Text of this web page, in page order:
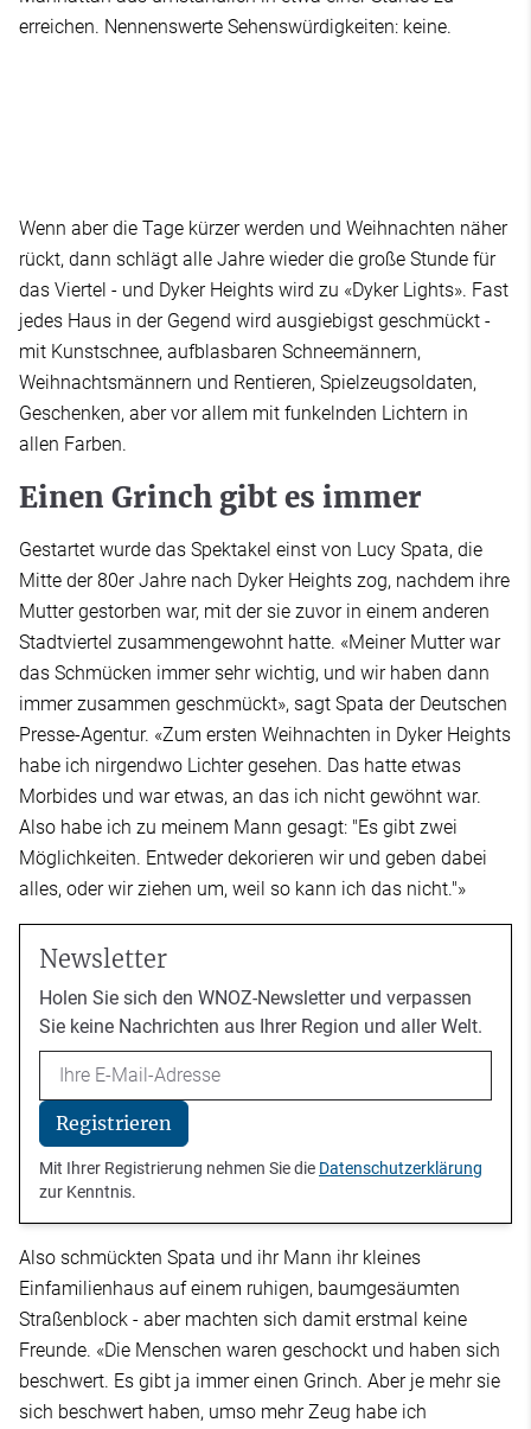
erreichen. Nennenswerte Sehenswürdigkeiten: keine.
Wenn aber die Tage kürzer werden und Weihnachten näher
rückt, dann schlägt alle Jahre wieder die große Stunde für
das Viertel - und Dyker Heights wird zu «Dyker Lights». Fast
jedes Haus in der Gegend wird ausgiebigst geschmückt -
mit Kunstschnee, aufblasbaren Schneemännern,
Weihnachtsmännern und Rentieren, Spielzeugsoldaten,
Geschenken, aber vor allem mit funkelnden Lichtern in
allen Farben.
Einen Grinch gibt es immer
Gestartet wurde das Spektakel einst von Lucy Spata, die
Mitte der 80er Jahre nach Dyker Heights zog, nachdem ihre
Mutter gestorben war, mit der sie zuvor in einem anderen
Stadtviertel zusammengewohnt hatte. «Meiner Mutter war
das Schmücken immer sehr wichtig, und wir haben dann
immer zusammen geschmückt», sagt Spata der Deutschen
Presse-Agentur. «Zum ersten Weihnachten in Dyker Heights
habe ich nirgendwo Lichter gesehen. Das hatte etwas
Morbides und war etwas, an das ich nicht gewöhnt war.
Also habe ich zu meinem Mann gesagt: "Es gibt zwei
Möglichkeiten. Entweder dekorieren wir und geben dabei
alles, oder wir ziehen um, weil so kann ich das nicht."»
Newsletter
Holen Sie sich den WNOZ-Newsletter und verpassen
Sie keine Nachrichten aus Ihrer Region und aller Welt.
Email
Registrieren
Mit Ihrer Registrierung nehmen Sie die Datenschutzerklärung
zur Kenntnis.
Also schmückten Spata und ihr Mann ihr kleines
Einfamilienhaus auf einem ruhigen, baumgesäumten
Straßenblock - aber machten sich damit erstmal keine
Freunde. «Die Menschen waren geschockt und haben sich
beschwert. Es gibt ja immer einen Grinch. Aber je mehr sie
sich beschwert haben, umso mehr Zeug habe ich